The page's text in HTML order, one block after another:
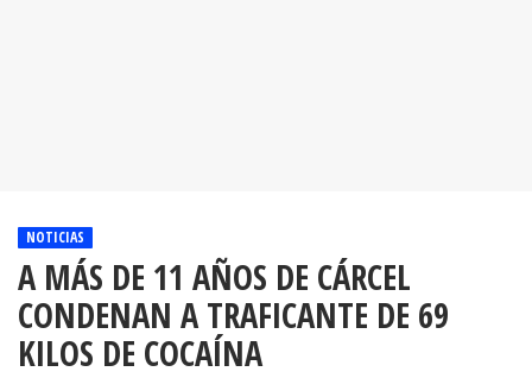
NOTICIAS
A MÁS DE 11 AÑOS DE CÁRCEL
CONDENAN A TRAFICANTE DE 69
KILOS DE COCAÍNA